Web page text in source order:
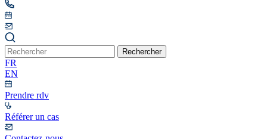
Rechercher
FR
EN
Prendre rdv
Référer un cas